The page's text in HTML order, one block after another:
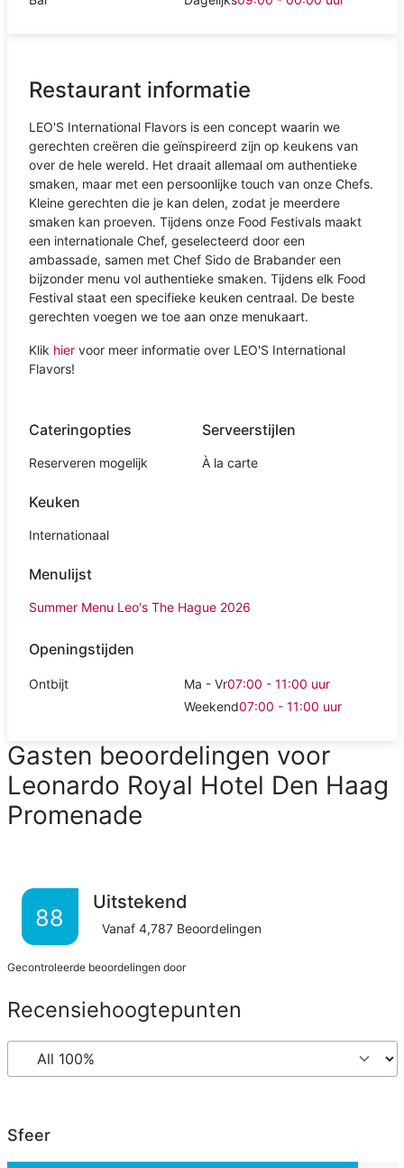
Restaurant informatie
LEO'S International Flavors is een concept waarin we
gerechten creëren die geïnspireerd zijn op keukens van
over de hele wereld. Het draait allemaal om authentieke
smaken, maar met een persoonlijke touch van onze Chefs.
Kleine gerechten die je kan delen, zodat je meerdere
smaken kan proeven. Tijdens onze Food Festivals maakt
een internationale Chef, geselecteerd door een
ambassade, samen met Chef Sido de Brabander een
bijzonder menu vol authentieke smaken. Tijdens elk Food
Festival staat een specifieke keuken centraal. De beste
gerechten voegen we toe aan onze menukaart.
Klik hiervoor meer informatie over LEO'S International
Flavors!
Cateringopties
Reserveren mogelijk
Serveerstijlen
À la carte
Keuken
Internationaal
Menulijst
Summer Menu Leo's The Hague 2026
Openingstijden
Ontbijt Ma - Vr07:00 - 11:00 uur
Weekend07:00 - 11:00 uur
Gasten beoordelingen voor
Leonardo Royal Hotel Den Haag
Promenade
88
Uitstekend
Vanaf 4,787 Beoordelingen
Gecontroleerde beoordelingen door
Recensiehoogtepunten
Sfeer